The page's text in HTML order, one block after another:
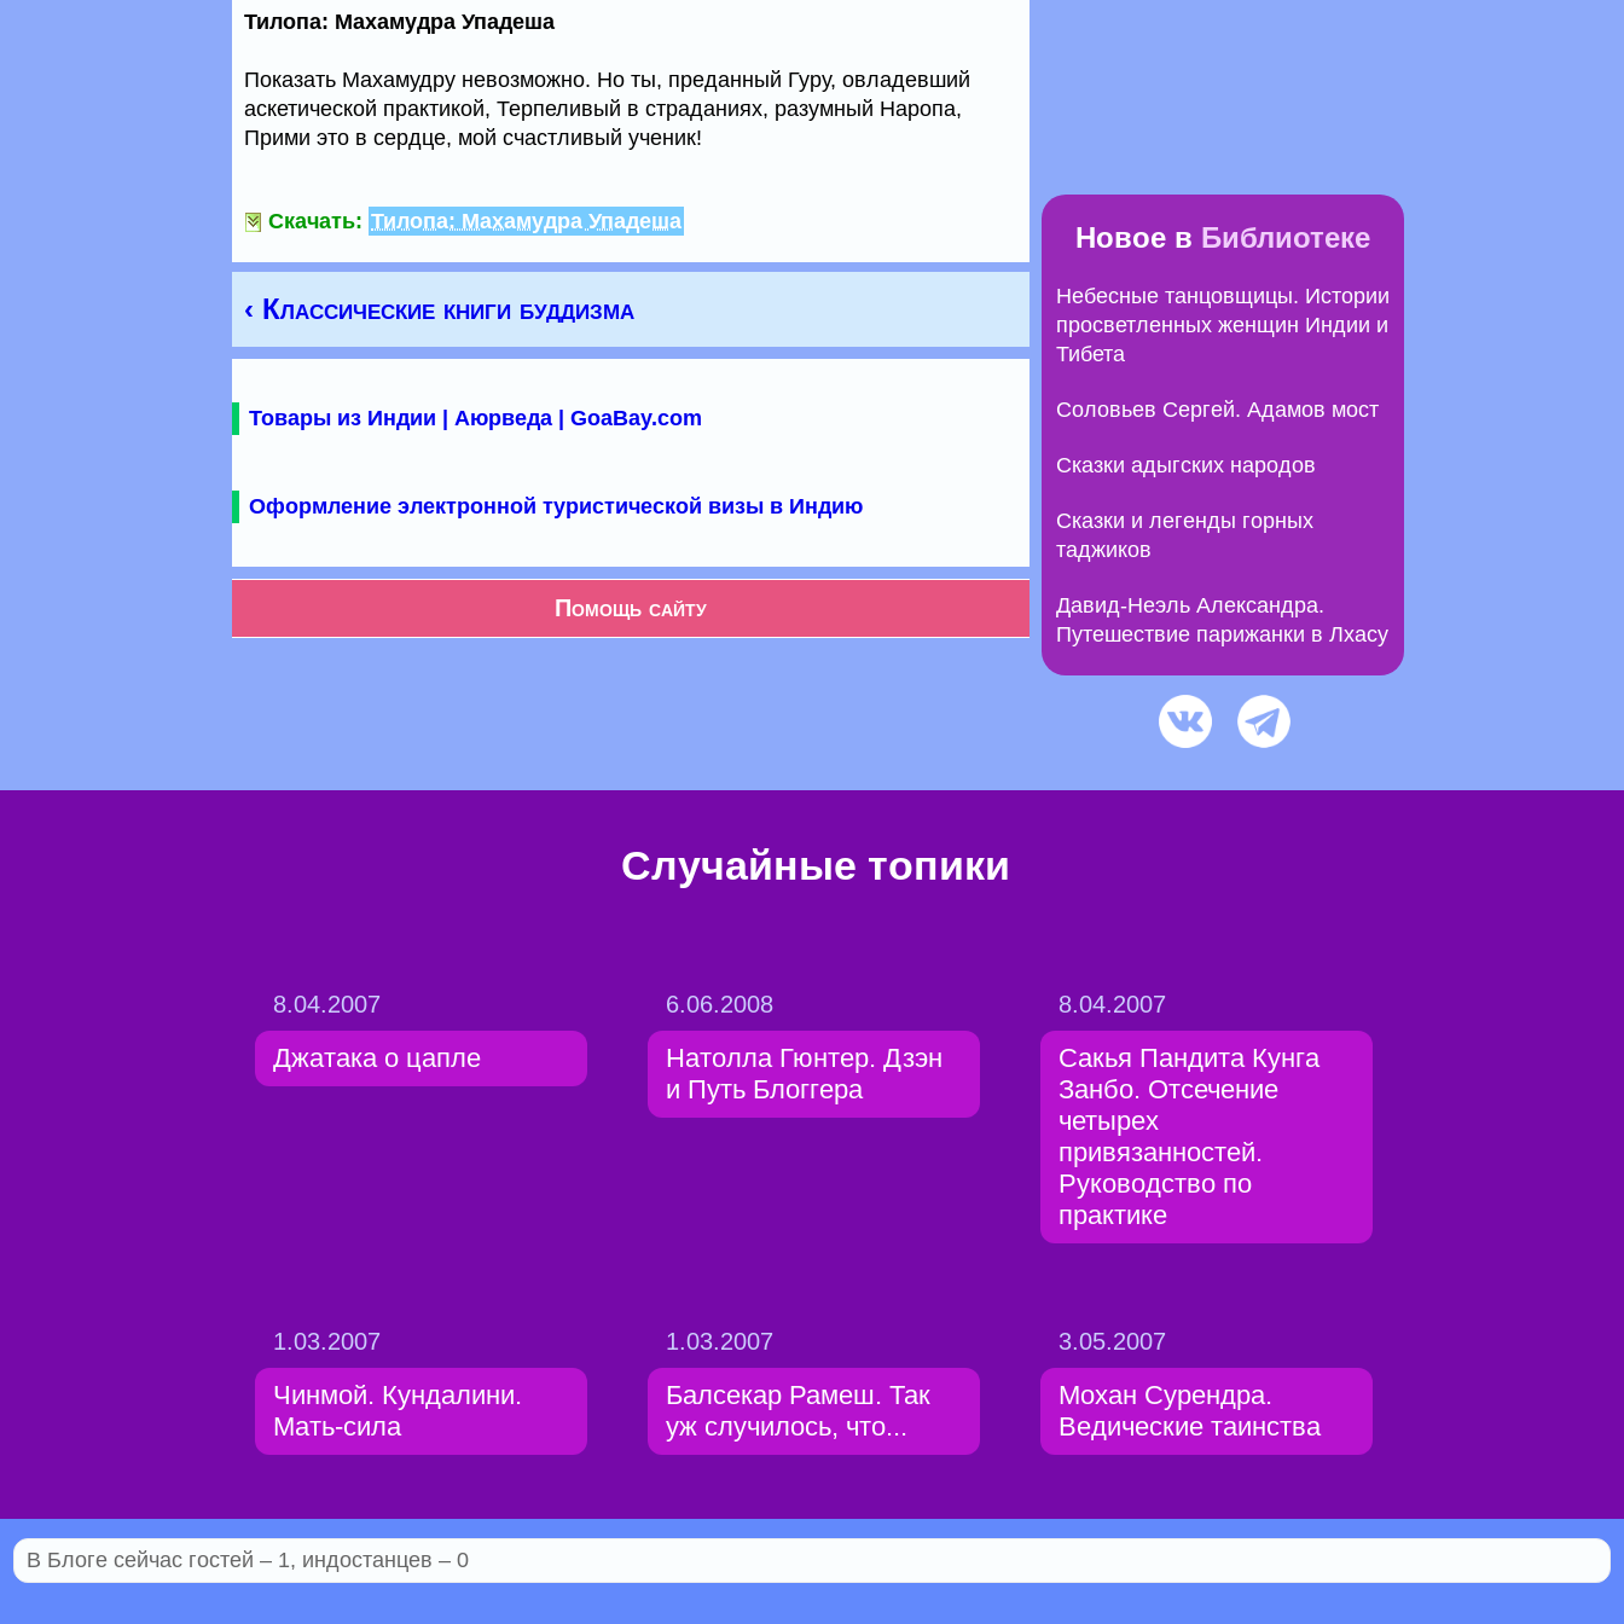
Тилопа: Махамудра Упадеша
Показать Махамудру невозможно. Но ты, преданный Гуру, овладевший
аскетической практикой, Терпеливый в страданиях, разумный Наропа,
Прими это в сердце, мой счастливый ученик!
Скачать: Тилопа: Махамудра Упадеша
‹ Классические книги буддизма
Товары из Индии | Аюрведа | GoaBay.com
Оформление электронной туристической визы в Индию
Помощь сайту
Новое в Библиотеке
Небесные танцовщицы. Истории
просветленных женщин Индии и
Тибета
Соловьев Сергей. Адамов мост
Сказки адыгских народов
Сказки и легенды горных
таджиков
Давид-Неэль Александра.
Путешествие парижанки в Лхасу
Случайные топики
8.04.2007
Джатака о цапле
6.06.2008
Натолла Гюнтер. Дзэн
и Путь Блоггера
8.04.2007
Сакья Пандита Кунга
Занбо. Отсечение
четырех
привязанностей.
Руководство по
практике
1.03.2007
Чинмой. Кундалини.
Мать-сила
1.03.2007
Балсекар Рамеш. Так
уж случилось, что...
3.05.2007
Мохан Сурендра.
Ведические таинства
В Блоге сейчас гостей – 1, индостанцев – 0